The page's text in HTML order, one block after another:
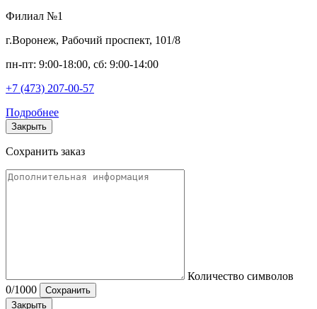
Филиал №1
г.Воронеж, Рабочий проспект, 101/8
пн-пт: 9:00-18:00, сб: 9:00-14:00
+7 (473) 207-00-57
Подробнее
Закрыть
Сохранить заказ
Количество символов
0/1000
Сохранить
Закрыть